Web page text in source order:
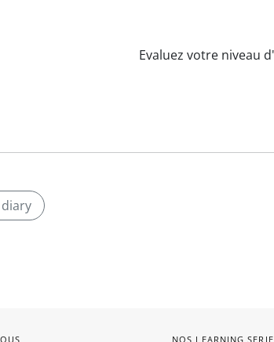
Evaluez votre niveau
NOS LEARNING